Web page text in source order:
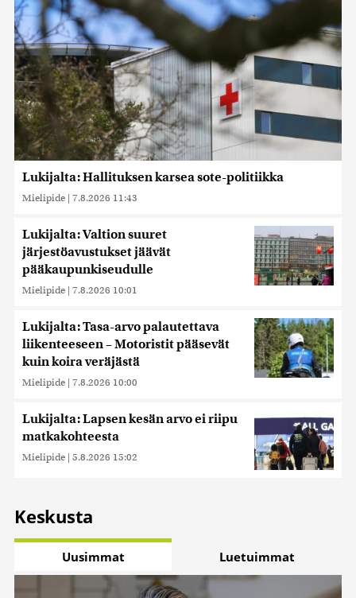
Lukijalta: Hallituksen karsea sote-politiikka
Mielipide | 7.8.2026 11:43
Lukijalta: Valtion suuret
järjestöavustukset jäävät
pääkaupunkiseudulle
Mielipide | 7.8.2026 10:01
Lukijalta: Tasa-arvo palautettava
liikenteeseen – Motoristit pääsevät
kuin koira veräjästä
Mielipide | 7.8.2026 10:00
Lukijalta: Lapsen kesän arvo ei riipu
matkakohteesta
Mielipide | 5.8.2026 15:02
Keskusta
Uusimmat Luetuimmat